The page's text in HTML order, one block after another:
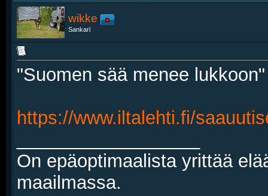
wikke
Sankari
"Suomen sää menee lukkoon"
https://www.iltalehti.fi/
On epäoptimaalista yrittää
maailmassa.